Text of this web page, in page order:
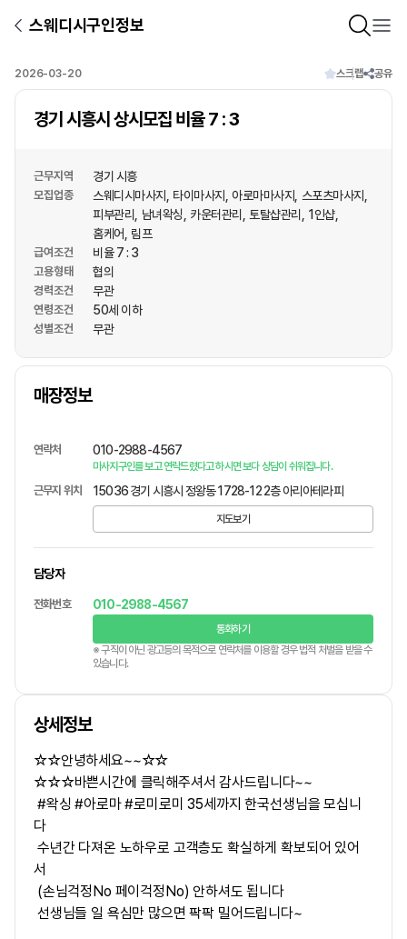
스웨디시구인정보
2026-03-20 스크랩 공유
경기 시흥시 상시모집 비율 7 : 3
근무지역 경기 시흥
모집업종 스웨디시마사지 타이마사지 아로마마사지
스포츠마사지
피부관리
남녀왁싱 카운터관리 토탈샵관리
1인샵
홈케어
림프
급여조건 비율 7 : 3
고용형태 협의
경력조건 무관
연령조건 50세 이하
성별조건 무관
매장정보
상호명
연락처 010-2988-4567
마사지구인를 보고 연락드렸다고 하시면 보다 상담이 쉬워집니다.
근무지 위치 15036 경기 시흥시 정왕동 1728-12 2층 아리아테라피
지도보기
담당자
전화번호 010-2988-4567
통화하기
※ 구직이 아닌 광고등의 목적으로 연락처를 이용할 경우 법적 처벌을 받을 수
있습니다.
상세정보
☆☆안녕하세요~~☆☆
☆☆☆바쁜시간에 클릭해주셔서 감사드립니다~~
#왁싱 #아로마 #로미로미 35세까지 한국선생님을 모십니
다
수년간 다져온 노하우로 고객층도 확실하게 확보되어 있어
서
(손님걱정No 페이걱정No) 안하셔도 됩니다
선생님들 일 욕심만 많으면 팍팍 밀어드립니다~